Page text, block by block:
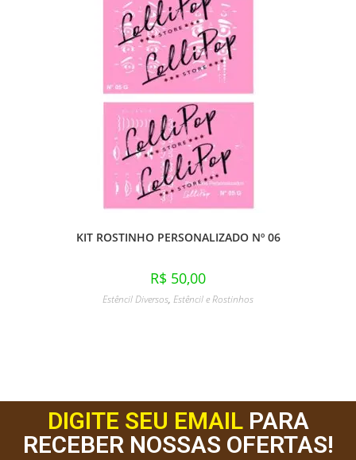
KIT ROSTINHO PERSONALIZADO Nº 06
R$ 50,00
Estêncil Diversos, Estêncil e Rostinhos
DIGITE SEU EMAILPARA
RECEBER NOSSAS OFERTAS!